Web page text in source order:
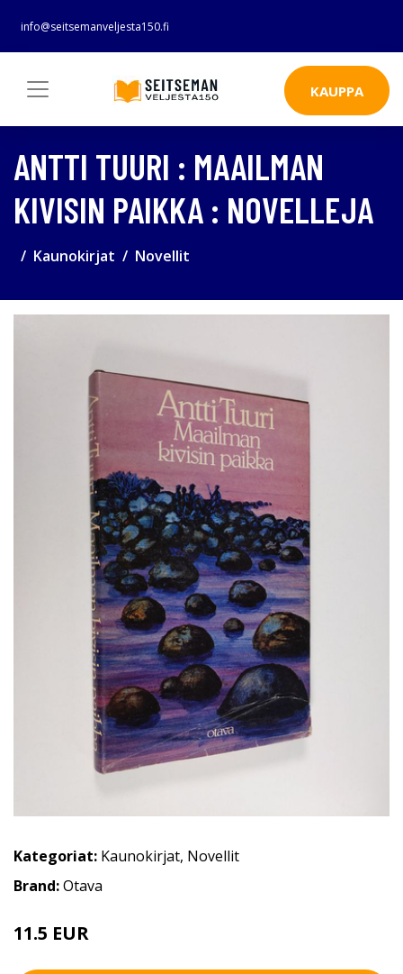
info@seitsemanveljesta150.fi
KAUPPA
ANTTI TUURI : MAAILMAN
KIVISIN PAIKKA : NOVELLEJA
Kaunokirjat Novellit
Kategoriat: Kaunokirjat, Novellit
Brand:Otava
11.5 EUR